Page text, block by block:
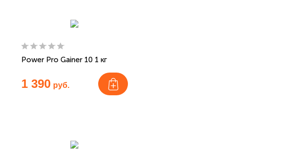
Power Pro Gainer 10 1 кг
1 390 руб.